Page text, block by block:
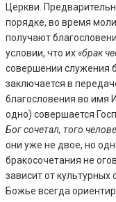
Церкви.
порядке, во время
получают
условии, что их«брак
совершении служения
заключается в
благословения во имя
одно) совершается
Бог сочетал, того
они уже не двое, но
бракосочетания не
зависит от
Божье всегда